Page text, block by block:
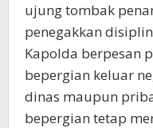
ujung tombak
penegakkan
Kapolda berpesan
bepergian keluar
dinas maupun
bepergian tetap